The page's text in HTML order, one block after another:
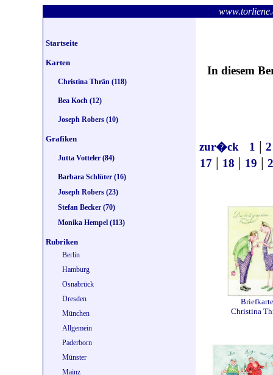
Startseite
Karten
Christina Thrän (118)
Bea Koch (12)
Joseph Robers (10)
Grafiken
Jutta Votteler (84)
Barbara Schlüter (16)
Joseph Robers (23)
Stefan Becker (70)
Monika Hempel (113)
Rubriken
Berlin
Hamburg
Osnabrück
Dresden
München
Allgemein
Paderborn
Münster
Mainz
In diesem
zur�ck 1 | 2
17 | 18 | 19 |
Briefkarte
Christina